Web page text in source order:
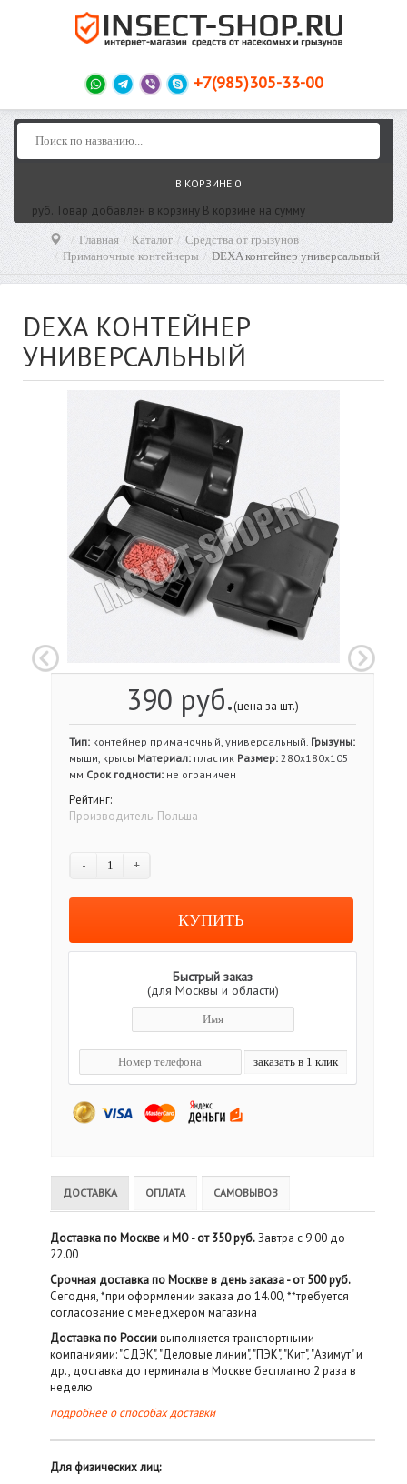
+7(985)305-33-00
В КОРЗИНЕ 0
руб. Товар добавлен в корзину В корзине на сумму
Главная Каталог
Средства от грызунов
Приманочные контейнеры
DEXA контейнер универсальный
DEXA КОНТЕЙНЕР
УНИВЕРСАЛЬНЫЙ
390 руб.(цена за шт.)
Тип: контейнер приманочный, универсальный. Грызуны:
мыши, крысы Материал: пластик Размер: 280х180х105
мм Срок годности: не ограничен
Рейтинг:
Производитель: Польша
- +
Быстрый заказ
(для Москвы и области)
ДОСТАВКА ОПЛАТА САМОВЫВОЗ
Доставка по Москве и МО - от 350 руб.Завтра с 9.00 до
22.00
Срочная доставка по Москве в день заказа - от 500 руб.
Сегодня, *при оформлении заказа до 14.00, **требуется
согласование с менеджером магазина
Доставка по Россиивыполняется транспортными
компаниями: "СДЭК", "Деловые линии", "ПЭК", "Кит", "Азимут" и
др., доставка до терминала в Москве бесплатно 2 раза в
неделю
подробнее о способах доставки
Для физических лиц: